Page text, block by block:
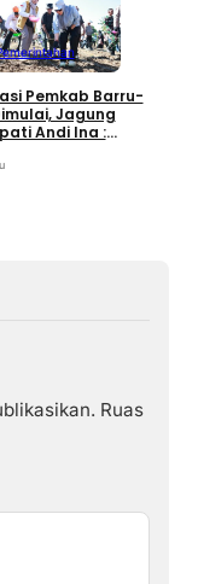
Pemkab Barru-
Jagung
Andi Ina :
Ruas